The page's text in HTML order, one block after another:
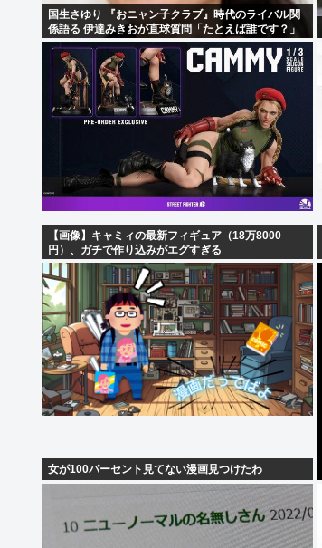
国生さゆり 『おニャン子クラブ』時代のライバル関
係語る 伊達みきおが直球質問「たとえば誰です？」
【画像】キャミィの最新フィギュア（18万8000
円）、ガチで作り込みがエグすぎる
女が100パーセント見てない漫画見つけたわ